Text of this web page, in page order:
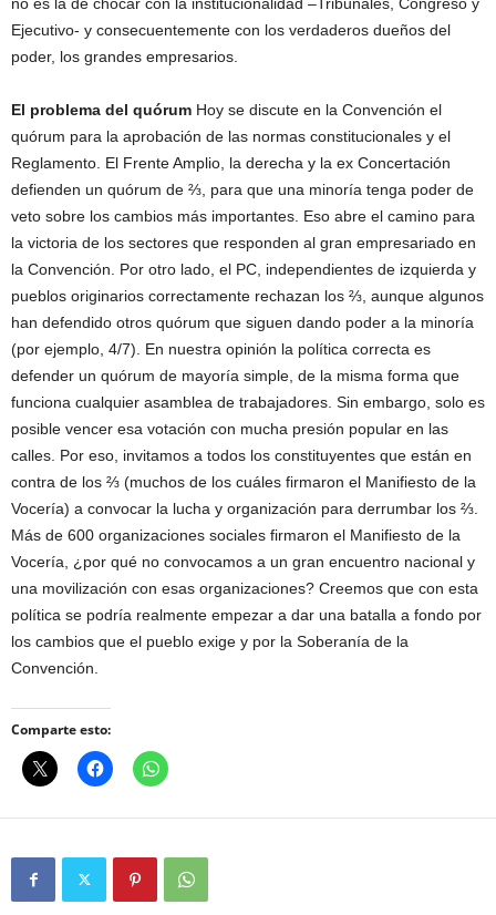
no es la de chocar con la institucionalidad –Tribunales, Congreso y
Ejecutivo- y consecuentemente con los verdaderos dueños del
poder, los grandes empresarios.
El problema del quórum Hoy se discute en la Convención el
quórum para la aprobación de las normas constitucionales y el
Reglamento. El Frente Amplio, la derecha y la ex Concertación
defienden un quórum de ⅔, para que una minoría tenga poder de
veto sobre los cambios más importantes. Eso abre el camino para
la victoria de los sectores que responden al gran empresariado en
la Convención. Por otro lado, el PC, independientes de izquierda y
pueblos originarios correctamente rechazan los ⅔, aunque algunos
han defendido otros quórum que siguen dando poder a la minoría
(por ejemplo, 4/7). En nuestra opinión la política correcta es
defender un quórum de mayoría simple, de la misma forma que
funciona cualquier asamblea de trabajadores. Sin embargo, solo es
posible vencer esa votación con mucha presión popular en las
calles. Por eso, invitamos a todos los constituyentes que están en
contra de los ⅔ (muchos de los cuáles firmaron el Manifiesto de la
Vocería) a convocar la lucha y organización para derrumbar los ⅔.
Más de 600 organizaciones sociales firmaron el Manifiesto de la
Vocería, ¿por qué no convocamos a un gran encuentro nacional y
una movilización con esas organizaciones? Creemos que con esta
política se podría realmente empezar a dar una batalla a fondo por
los cambios que el pueblo exige y por la Soberanía de la
Convención.
Comparte esto: